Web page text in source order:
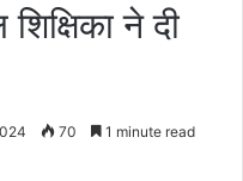
ने दी
70 1 minute read